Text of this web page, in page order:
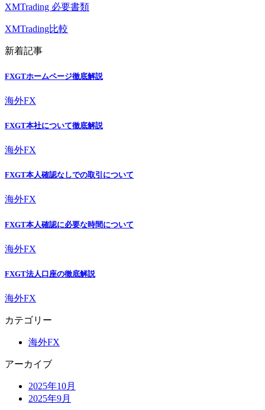
XMTrading 必要書類
XMTrading比較
新着記事
FXGTホームページ徹底解説
海外FX
FXGT本社について徹底解説
海外FX
FXGT本人確認なしでの取引について
海外FX
FXGT本人確認に必要な時間について
海外FX
FXGT法人口座の徹底解説
海外FX
カテゴリー
海外FX
アーカイブ
2025年10月
2025年9月